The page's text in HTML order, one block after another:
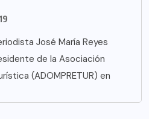
José María Reyes
de la Asociación
(ADOMPRETUR) en